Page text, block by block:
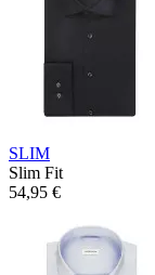
SLIM
Slim Fit
54,95 €